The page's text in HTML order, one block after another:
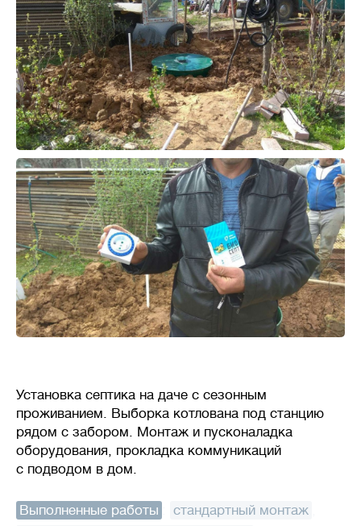
Установка септика на даче с сезонным
проживанием. Выборка котлована под станцию
рядом с забором. Монтаж и пусконаладка
оборудования, прокладка коммуникаций
с подводом в дом.
Выполненные работы стандартный монтаж